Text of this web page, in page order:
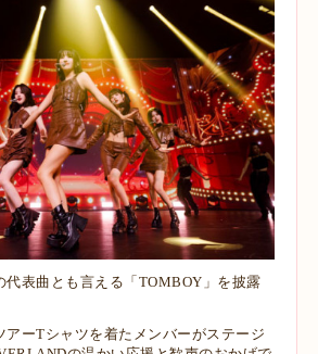
代表曲とも言える「TOMBOY」を披露
アーTシャツを着たメンバーがステージ